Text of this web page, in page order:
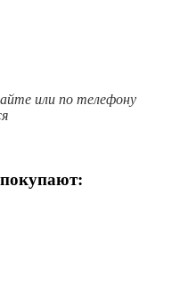
или по телефону